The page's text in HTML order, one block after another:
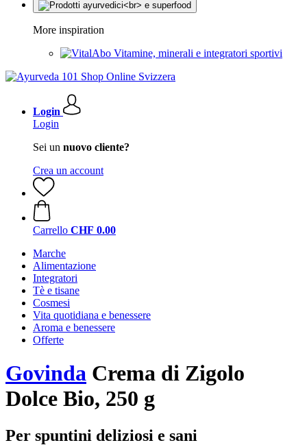
More inspiration
Vitamine, minerali e integratori sportivi
Login
Login
Sei un nuovo cliente?
Crea un account
Carrello CHF 0.00
Marche
Alimentazione
Integratori
Tè e tisane
Cosmesi
Vita quotidiana e benessere
Aroma e benessere
Offerte
Govinda Crema di Zigolo
Dolce Bio, 250 g
Per spuntini deliziosi e sani